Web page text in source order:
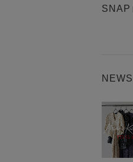
SNAP
NEWS